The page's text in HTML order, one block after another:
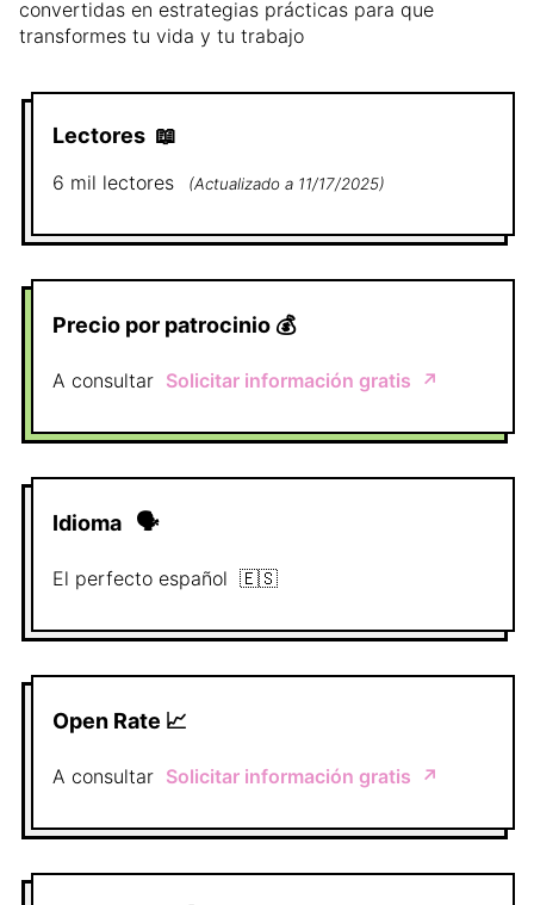
convertidas en estrategias prácticas para que
transformes tu vida y tu trabajo
Lectores 📖
6 mil lectores (Actualizado a 11/17/2025)
Precio por patrocinio 💰
A consultar Solicitar información gratis ↗️
Idioma 🗣
El perfecto español 🇪🇸
Open Rate 📈
A consultar Solicitar información gratis ↗️